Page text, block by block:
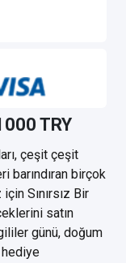
TRY
çeşit çeşit
barındıran birçok
Sınırsız Bir
satın
günü, doğum